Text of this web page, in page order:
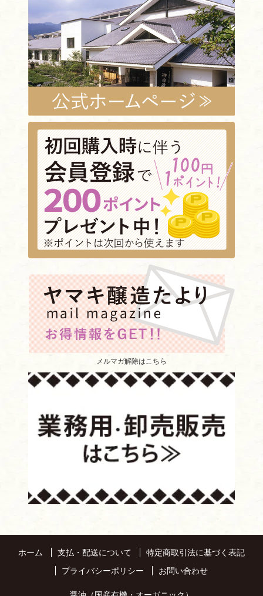
メルマガ解除はこちら
ホーム 支払・配送について
特定商取引法に基づく表記
プライバシーポリシー
お問い合わせ